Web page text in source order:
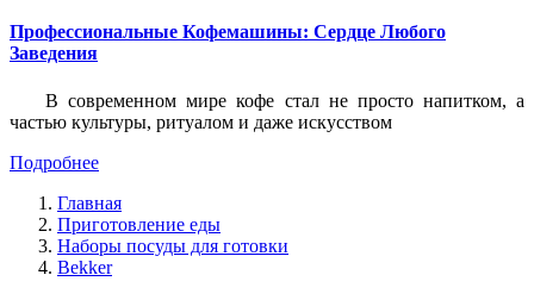
Профессиональные Кофемашины: Сердце Любого
Заведения
В современном мире кофе стал не просто напитком, а
частью культуры, ритуалом и даже искусством
Подробнее
Главная
Приготовление еды
Наборы посуды для готовки
Bekker